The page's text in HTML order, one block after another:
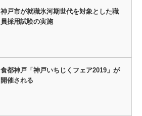
神戸市が就職氷河期世代を対象とした職
員採用試験の実施
食都神戸「神戸いちじくフェア2019」が
開催される